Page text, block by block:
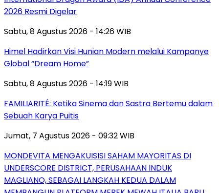
2026 Resmi Digelar
Sabtu, 8 Agustus 2026 - 14:26 WIB
Himel Hadirkan Visi Hunian Modern melalui Kampanye
Global “Dream Home”
Sabtu, 8 Agustus 2026 - 14:19 WIB
FAMILIARITÉ: Ketika Sinema dan Sastra Bertemu dalam
Sebuah Karya Puitis
Jumat, 7 Agustus 2026 - 09:32 WIB
MONDEVITA MENGAKUISISI SAHAM MAYORITAS DI
UNDERSCORE DISTRICT, PERUSAHAAN INDUK
MAGLIANO, SEBAGAI LANGKAH KEDUA DALAM